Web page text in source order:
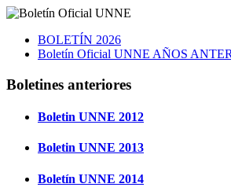
BOLETÍN 2026
Boletín Oficial UNNE AÑOS
Boletines anteriores
Boletin UNNE 2012
Boletin UNNE 2013
Boletín UNNE 2014